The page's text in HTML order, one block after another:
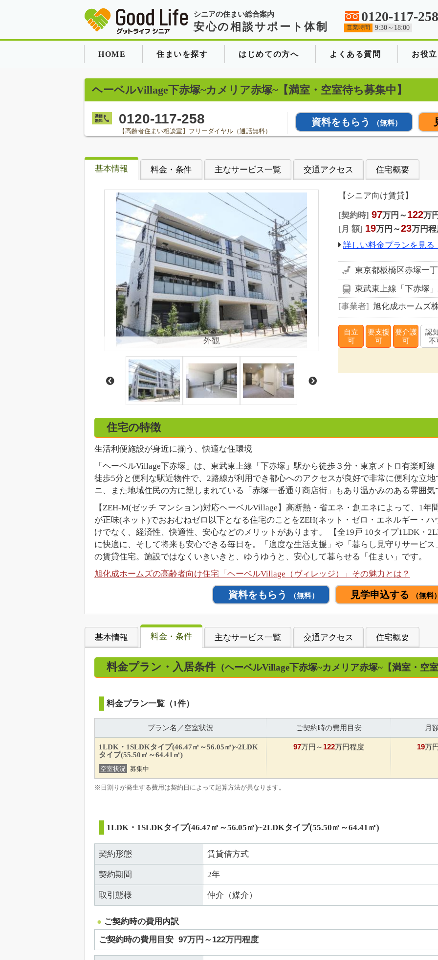
シニアの住まい総合案内
安心の相談サポート体制
0120-117-258
営業時間 9:30～18:00
HOME 住まいを探す はじめての方へ よくある質問 お役
ヘーベルVillage下赤塚~カメリア赤塚~【満室・空室待ち募集中】
0120-117-258
【高齢者住まい相談室】フリーダイヤル（通話無料）
資料をもらう （無料）
基本情報 料金・条件 主なサービス一覧 交通アクセス 住宅概要
外観
【シニア向け賃貸】
契約時 97万円～ 122万
月 額
19万円～23万円
詳しい料金プランを見る
東京都板橋区赤塚一
東武東上線「下赤塚
事業者
旭化成ホームズ
自立
可
要支援
可
要介護
可
認
不
住宅の特徴
生活利便施設が身近に揃う、快適な住環境
「ヘーベルVillage下赤塚」は、東武東上線「下赤塚」駅から徒歩３分・東京メトロ有楽町
徒歩5分と便利な駅近物件で、2路線が利用でき都心へのアクセスが良好で非常に便利な立
ニ、また地域住民の方に親しまれている「赤塚一番通り商店街」もあり温かみのある雰囲
【ZEH-M(ゼッチ マンション)対応ヘーベルVillage】高断熱・省エネ・創エネによって、1年
が正味(ネット)でおおむねゼロ以下となる住宅のことをZEH(ネット・ゼロ・エネルギー・
けでなく、経済性、快適性、安心などのメリットがあります。 【全19戸 10タイプ1LDK・
に快適に、そして将来も安心できる毎日を。「適度な生活支援」や「暮らし見守りサービ
の賃貸住宅。施設ではなくいきいきと、ゆうゆうと、安心して暮らせる「住まい」です。
旭化成ホームズの高齢者向け住宅「ヘーベルVillage（ヴィレッジ）」その魅力とは？
資料をもらう （無料） 見学申込する （無料
基本情報 料金・条件 主なサービス一覧 交通アクセス 住宅概要
料金プラン・入居条件 （ヘーベルVillage下赤塚~カメリア赤塚~【満室・空
料金プラン一覧（1件）
プラン名／空室状況 ご契約時の費用目安 月
1LDK・1SLDKタイプ(46.47㎡～56.05㎡)~2LDK
タイプ(55.50㎡～64.41㎡)
空室状況 募集中
97万円～ 122万円程度 19万
※日割りが発生する費用は契約日によって起算方法が異なります。
1LDK・1SLDKタイプ(46.47㎡～56.05㎡)~2LDKタイプ(55.50㎡～64.41㎡)
契約形態 賃貸借方式
契約期間 2年
取引態様 仲介（媒介）
ご契約時の費用内訳
ご契約時の費用目安 97万円～122万円程度